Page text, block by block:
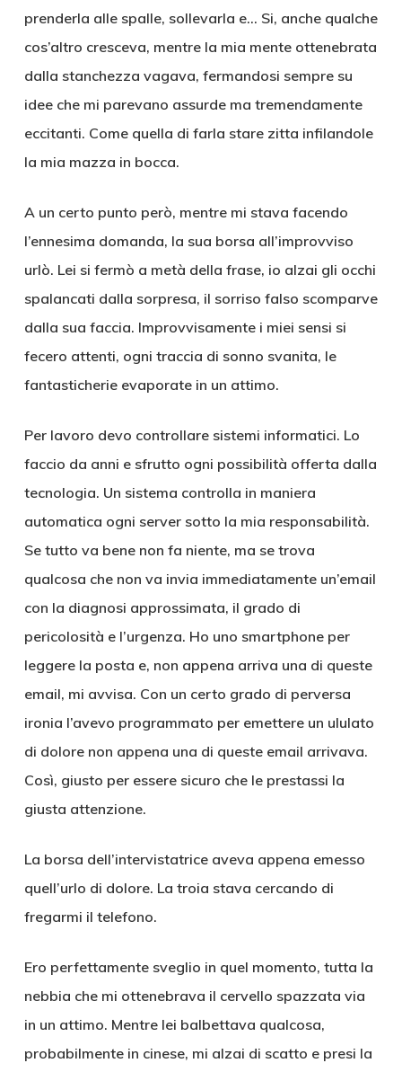
prenderla alle spalle, sollevarla e… Si, anche qualche
cos’altro cresceva, mentre la mia mente ottenebrata
dalla stanchezza vagava, fermandosi sempre su
idee che mi parevano assurde ma tremendamente
eccitanti. Come quella di farla stare zitta infilandole
la mia mazza in bocca.
A un certo punto però, mentre mi stava facendo
l’ennesima domanda, la sua borsa all’improvviso
urlò. Lei si fermò a metà della frase, io alzai gli occhi
spalancati dalla sorpresa, il sorriso falso scomparve
dalla sua faccia. Improvvisamente i miei sensi si
fecero attenti, ogni traccia di sonno svanita, le
fantasticherie evaporate in un attimo.
Per lavoro devo controllare sistemi informatici. Lo
faccio da anni e sfrutto ogni possibilità offerta dalla
tecnologia. Un sistema controlla in maniera
automatica ogni server sotto la mia responsabilità.
Se tutto va bene non fa niente, ma se trova
qualcosa che non va invia immediatamente un’email
con la diagnosi approssimata, il grado di
pericolosità e l’urgenza. Ho uno smartphone per
leggere la posta e, non appena arriva una di queste
email, mi avvisa. Con un certo grado di perversa
ironia l’avevo programmato per emettere un ululato
di dolore non appena una di queste email arrivava.
Così, giusto per essere sicuro che le prestassi la
giusta attenzione.
La borsa dell’intervistatrice aveva appena emesso
quell’urlo di dolore. La troia stava cercando di
fregarmi il telefono.
Ero perfettamente sveglio in quel momento, tutta la
nebbia che mi ottenebrava il cervello spazzata via
in un attimo. Mentre lei balbettava qualcosa,
probabilmente in cinese, mi alzai di scatto e presi la